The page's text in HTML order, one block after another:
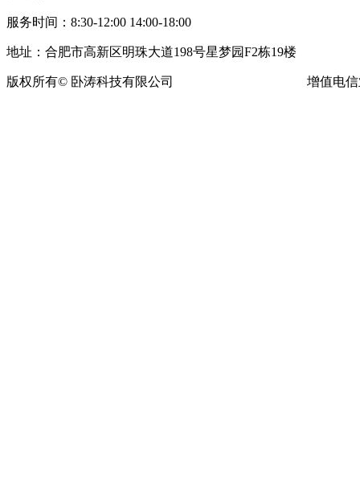
服务时间：8:30-12:00 14:00-18:00
地址：合肥市高新区明珠大道198号星梦园F2栋19楼
版权所有© 卧涛科技有限公司 增值电